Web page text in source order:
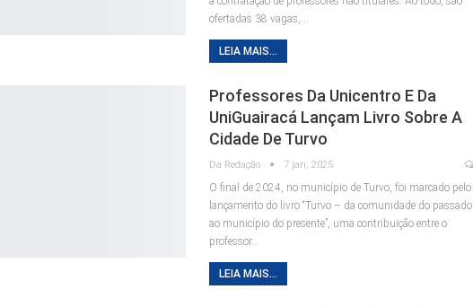
ofertadas 38 vagas,…
LEIA MAIS...
Professores Da Unicentro E Da
UniGuairacá Lançam Livro Sobre A
Cidade De Turvo
Da Redação 7 jan, 2025
O final de 2024, no município de Turvo, foi marcado pelo
lançamento do livro “Turvo – da comunidade do passado
ao município do presente”, uma contribuição entre o
professor…
LEIA MAIS...